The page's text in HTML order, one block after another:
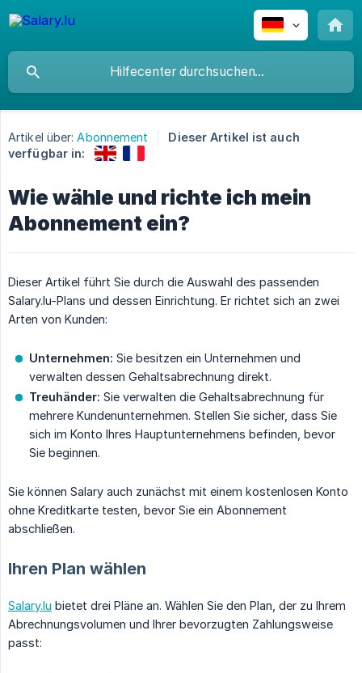
Artikel über: Abonnement
Dieser Artikel ist auch
verfügbar in:
Wie wähle und richte ich mein
Abonnement ein?
Dieser Artikel führt Sie durch die Auswahl des passenden
Salary.lu-Plans und dessen Einrichtung. Er richtet sich an zwei
Arten von Kunden:
Unternehmen: Sie besitzen ein Unternehmen und
verwalten dessen Gehaltsabrechnung direkt.
Treuhänder: Sie verwalten die Gehaltsabrechnung für
mehrere Kundenunternehmen. Stellen Sie sicher, dass Sie
sich im Konto Ihres Hauptunternehmens befinden, bevor
Sie beginnen.
Sie können Salary auch zunächst mit einem kostenlosen Konto
ohne Kreditkarte testen, bevor Sie ein Abonnement
abschließen.
Ihren Plan wählen
Salary.lu bietet drei Pläne an. Wählen Sie den Plan, der zu Ihrem
Abrechnungsvolumen und Ihrer bevorzugten Zahlungsweise
passt: